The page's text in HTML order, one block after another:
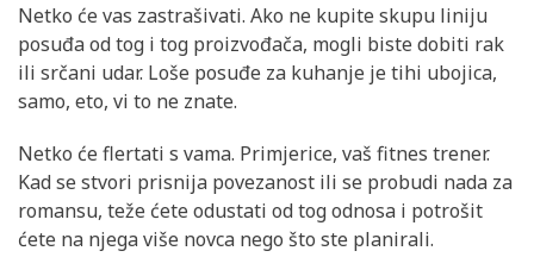
Netko će vas zastrašivati. Ako ne kupite skupu liniju
posuđa od tog i tog proizvođača, mogli biste dobiti rak
ili srčani udar. Loše posuđe za kuhanje je tihi ubojica,
samo, eto, vi to ne znate.
Netko će flertati s vama. Primjerice, vaš fitnes trener.
Kad se stvori prisnija povezanost ili se probudi nada za
romansu, teže ćete odustati od tog odnosa i potrošit
ćete na njega više novca nego što ste planirali.